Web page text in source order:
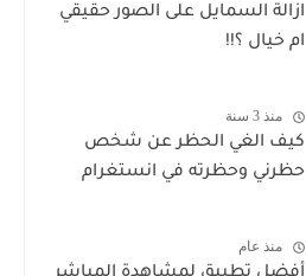
ازالة السمايل على الصور حقيقي
ام خيال ؟!!
منذ 3 سنة
كيف الغي الحظر عن شخص
حظرني وحظرته في انستغرام
منذ عام